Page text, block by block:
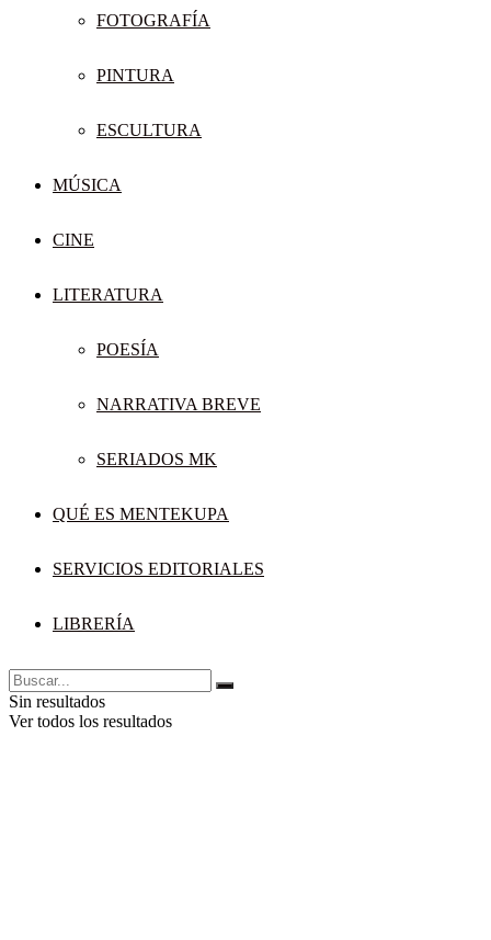
FOTOGRAFÍA
PINTURA
ESCULTURA
MÚSICA
CINE
LITERATURA
POESÍA
NARRATIVA BREVE
SERIADOS MK
QUÉ ES MENTEKUPA
SERVICIOS EDITORIALES
LIBRERÍA
Sin resultados
Ver todos los resultados